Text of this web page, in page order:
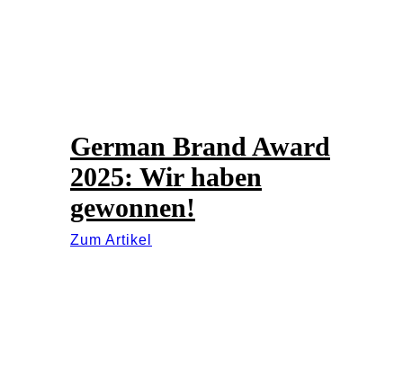
German Brand Award
2025: Wir haben
gewonnen!
Zum Artikel